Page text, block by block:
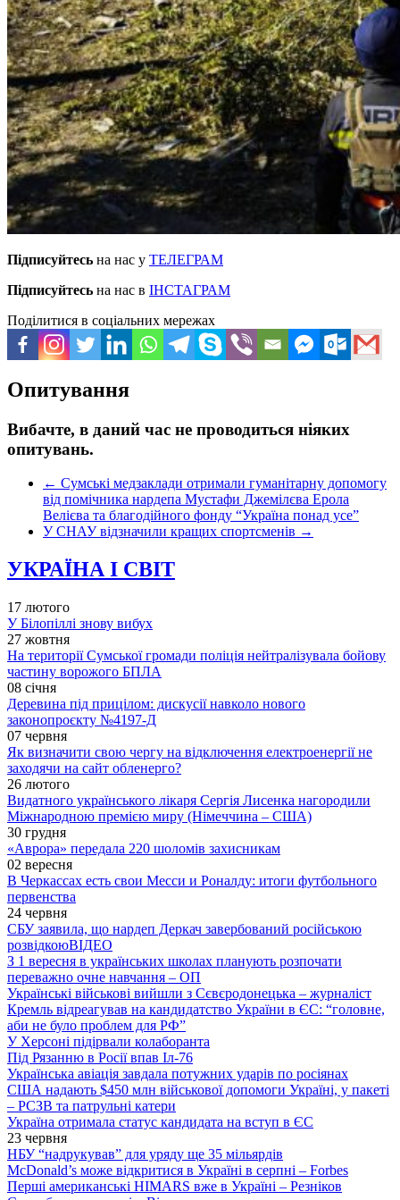
Підписуйтесь на нас у ТЕЛЕГРАМ
Підписуйтесь на нас в ІНСТАГРАМ
Поділитися в соціальних мережах
Опитування
Вибачте, в даний час не проводиться ніяких
опитувань.
← ​​Сумські медзаклади отримали гуманітарну допомогу
від помічника нардепа Мустафи Джемілєва Ерола
Велієва та благодійного фонду “Україна понад усе”
У СНАУ відзначили кращих спортсменів →
УКРАЇНА І СВІТ
17 лютого
У Білопіллі знову вибух
27 жовтня
На території Сумської громади поліція нейтралізувала бойову
частину ворожого БПЛА
08 січня
Деревина під прицілом: дискусії навколо нового
законопроєкту №4197-Д
07 червня
Як визначити свою чергу на відключення електроенергії не
заходячи на сайт обленерго?
26 лютого
Видатного українського лікаря Сергія Лисенка нагородили
Міжнародною премією миру (Німеччина – США)
30 грудня
«Аврора» передала 220 шоломів захисникам
02 вересня
В Черкассах есть свои Месси и Роналду: итоги футбольного
первенства
24 червня
СБУ заявила, що нардеп Деркач завербований російською
розвідкоюВІДЕО
З 1 вересня в українських школах планують розпочати
переважно очне навчання – ОП
Українські військові вийшли з Сєвєродонецька – журналіст
Кремль відреагував на кандидатство України в ЄС: “головне,
аби не було проблем для РФ”
У Херсоні підірвали колаборанта
Під Рязанню в Росії впав Іл-76
Українська авіація завдала потужних ударів по росіянах
США надають $450 млн військової допомоги Україні, у пакеті
– РСЗВ та патрульні катери
Україна отримала статус кандидата на вступ в ЄС
23 червня
НБУ “надрукував” для уряду ще 35 мільярдів
McDonald’s може відкритися в Україні в серпні – Forbes
Перші американські HIMARS вже в Україні – Резніков